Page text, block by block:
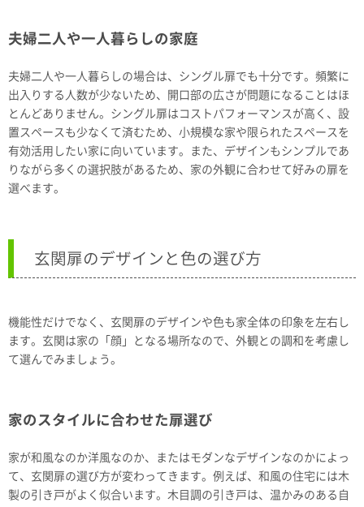
夫婦二人や一人暮らしの家庭
夫婦二人や一人暮らしの場合は、シングル扉でも十分です。頻繁に
出入りする人数が少ないため、開口部の広さが問題になることはほ
とんどありません。シングル扉はコストパフォーマンスが高く、設
置スペースも少なくて済むため、小規模な家や限られたスペースを
有効活用したい家に向いています。また、デザインもシンプルであ
りながら多くの選択肢があるため、家の外観に合わせて好みの扉を
選べます。
玄関扉のデザインと色の選び方
機能性だけでなく、玄関扉のデザインや色も家全体の印象を左右し
ます。玄関は家の「顔」となる場所なので、外観との調和を考慮し
て選んでみましょう。
家のスタイルに合わせた扉選び
家が和風なのか洋風なのか、またはモダンなデザインなのかによっ
て、玄関扉の選び方が変わってきます。例えば、和風の住宅には木
製の引き戸がよく似合います。木目調の引き戸は、温かみのある自